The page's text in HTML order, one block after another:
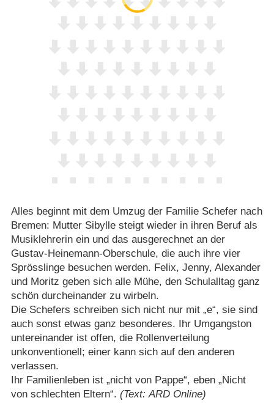
Alles beginnt mit dem Umzug der Familie Schefer nach
Bremen: Mutter Sibylle steigt wieder in ihren Beruf als
Musiklehrerin ein und das ausgerechnet an der
Gustav-Heinemann-Oberschule, die auch ihre vier
Sprösslinge besuchen werden. Felix, Jenny, Alexander
und Moritz geben sich alle Mühe, den Schulalltag ganz
schön durcheinander zu wirbeln.
Die Schefers schreiben sich nicht nur mit „e“, sie sind
auch sonst etwas ganz besonderes. Ihr Umgangston
untereinander ist offen, die Rollenverteilung
unkonventionell; einer kann sich auf den anderen
verlassen.
Ihr Familienleben ist „nicht von Pappe“, eben „Nicht
von schlechten Eltern“. (Text: ARD Online)